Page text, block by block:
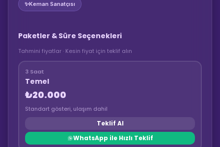
✨Keman Sanatçısı
Paketler & Süre Seçenekleri
Tahmini fiyatlar · Kesin fiyat için teklif alın
3 Saat
Temel
₺20.000
Standart gösteri, ulaşım dahil
Teklif Al
WhatsApp ile Hızlı Teklif